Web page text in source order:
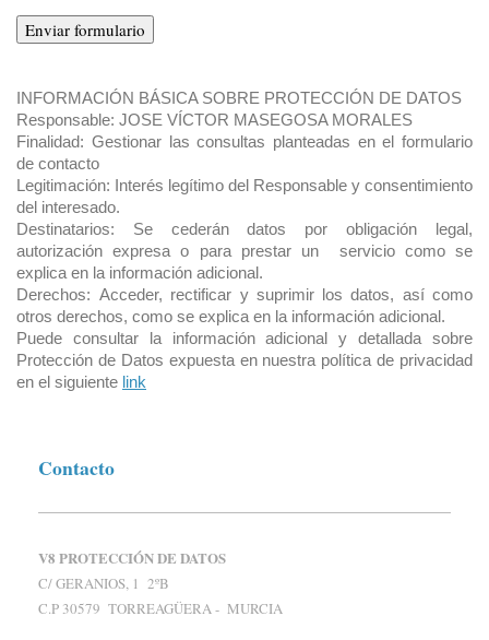
INFORMACIÓN BÁSICA SOBRE PROTECCIÓN DE DATOS
Responsable: JOSE VÍCTOR MASEGOSA MORALES
Finalidad: Gestionar las consultas planteadas en el formulario
de contacto
Legitimación: Interés legítimo del Responsable y consentimiento
del interesado.
Destinatarios: Se cederán datos por obligación legal,
autorización expresa o para prestar un servicio como se
explica en la información adicional.
Derechos: Acceder, rectificar y suprimir los datos, así como
otros derechos, como se explica en la información adicional.
Puede consultar la información adicional y detallada sobre
Protección de Datos expuesta en nuestra política de privacidad
en el siguiente link
Contacto
V8 PROTECCIÓN DE DATOS
C/ GERANIOS, 1 2ºB
C.P 30579 TORREAGÜERA - MURCIA